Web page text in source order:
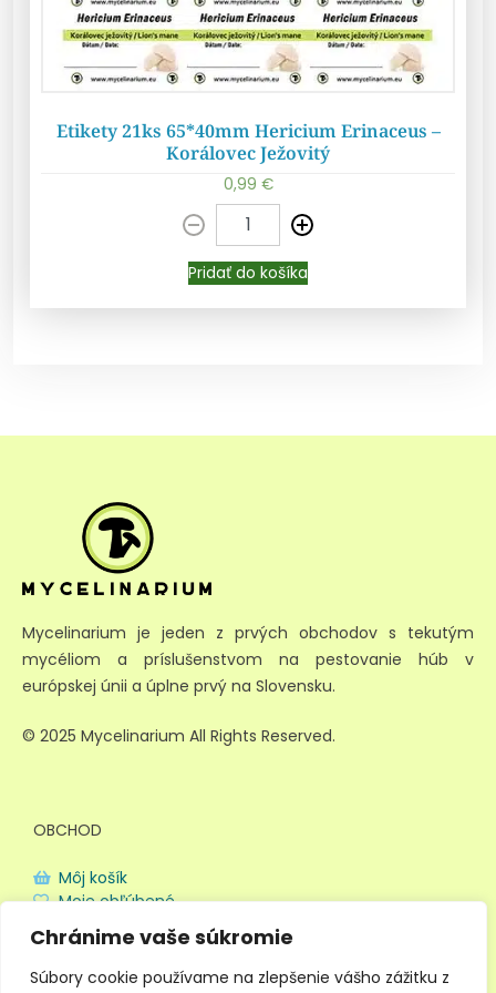
Chránime vaše súkromie
Súbory cookie používame na zlepšenie vášho zážitku z
Pridať do košíka
Etikety 21ks 65*40mm Hericium Erinaceus –
Korálovec Ježovitý
0,99 €
Pridať do košíka
Mycelinarium je jeden z prvých obchodov s tekutým
mycéliom a príslušenstvom na pestovanie húb v
európskej únii a úplne prvý na Slovensku.
© 2025 Mycelinarium All Rights Reserved.
OBCHOD
Môj košík
Moje obľúbené
Doprava a platba
Obchodné podmienky
Ochrana súkromia